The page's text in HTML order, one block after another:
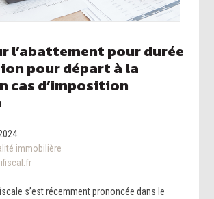
l’abattement pour durée
pour départ à la
cas d’imposition
immobilière
s’est récemment prononcée dans le